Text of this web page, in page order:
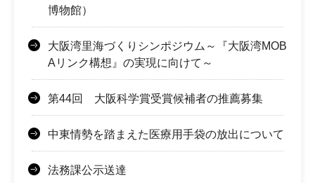
博物館）
大阪湾里海づくりシンポジウム～『大阪湾MOB
Aリンク構想』の実現に向けて～
第44回 大阪科学賞受賞候補者の推薦募集
中東情勢を踏まえた医療用手袋の放出について
法務課公示送達